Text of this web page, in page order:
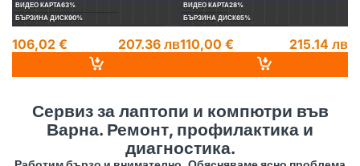
ВИДЕО КАРТА63%
БЪРЗИНА ДИСК90%
106,02 € 207.36 лв
ВИДЕО КАРТА28%
БЪРЗИНА ДИСК65%
110,00 € 215.14 лв
Сервиз за лаптопи и компютри във
Варна. Ремонт, профилактика и
диагностика.